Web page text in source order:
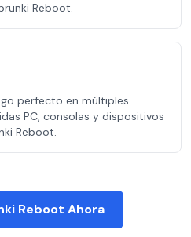
Reboot.
perfecto en múltiples
PC, consolas y dispositivos
Reboot.
Reboot Ahora